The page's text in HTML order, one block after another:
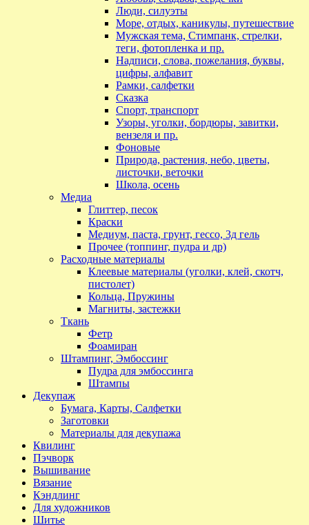
Люди, силуэты
Море, отдых, каникулы, путешествие
Мужская тема, Стимпанк, стрелки,
теги, фотопленка и пр.
Надписи, слова, пожелания, буквы,
цифры, алфавит
Рамки, салфетки
Сказка
Спорт, транспорт
Узоры, уголки, бордюры, завитки,
вензеля и пр.
Фоновые
Природа, растения, небо, цветы,
листочки, веточки
Школа, осень
Медиа
Глиттер, песок
Краски
Медиум, паста, грунт, гессо, 3д гель
Прочее (топпинг, пудра и др)
Расходные материалы
Клеевые материалы (уголки, клей, скотч,
пистолет)
Кольца, Пружины
Магниты, застежки
Ткань
Фетр
Фоамиран
Штампинг, Эмбоссинг
Пудра для эмбоссинга
Штампы
Декупаж
Бумага, Карты, Салфетки
Заготовки
Материалы для декупажа
Квилинг
Пэчворк
Вышивание
Вязание
Кэндлинг
Для художников
Шитье